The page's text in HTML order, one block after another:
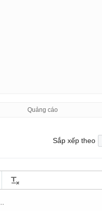
Sắp xếp theo